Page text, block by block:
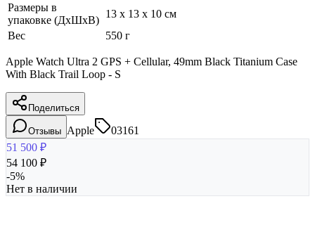
Размеры в
упаковке (ДхШхВ)
13 x 13 x 10 см
Вес
550 г
Apple Watch Ultra 2 GPS + Cellular, 49mm Black Titanium Case
With Black Trail Loop - S
Поделиться
Отзывы Apple
03161
51 500 ₽
54 100 ₽
-5%
Нет в наличии